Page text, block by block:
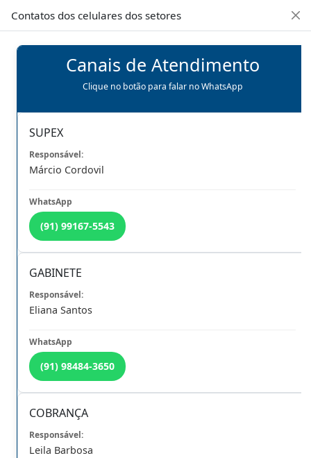
08h00 às 16h30min de Seg à Sex | Fone: +55 91 3202-4150
OUVIDORIA
Previous
Contatos dos celulares dos setores
Canais de Atendimento
Clique no botão para falar no WhatsApp
SUPEX
Márcio Cordovil
(91) 99167-5543
GABINETE
Eliana Santos
(91) 98484-3650
COBRANÇA
Leila Barbosa